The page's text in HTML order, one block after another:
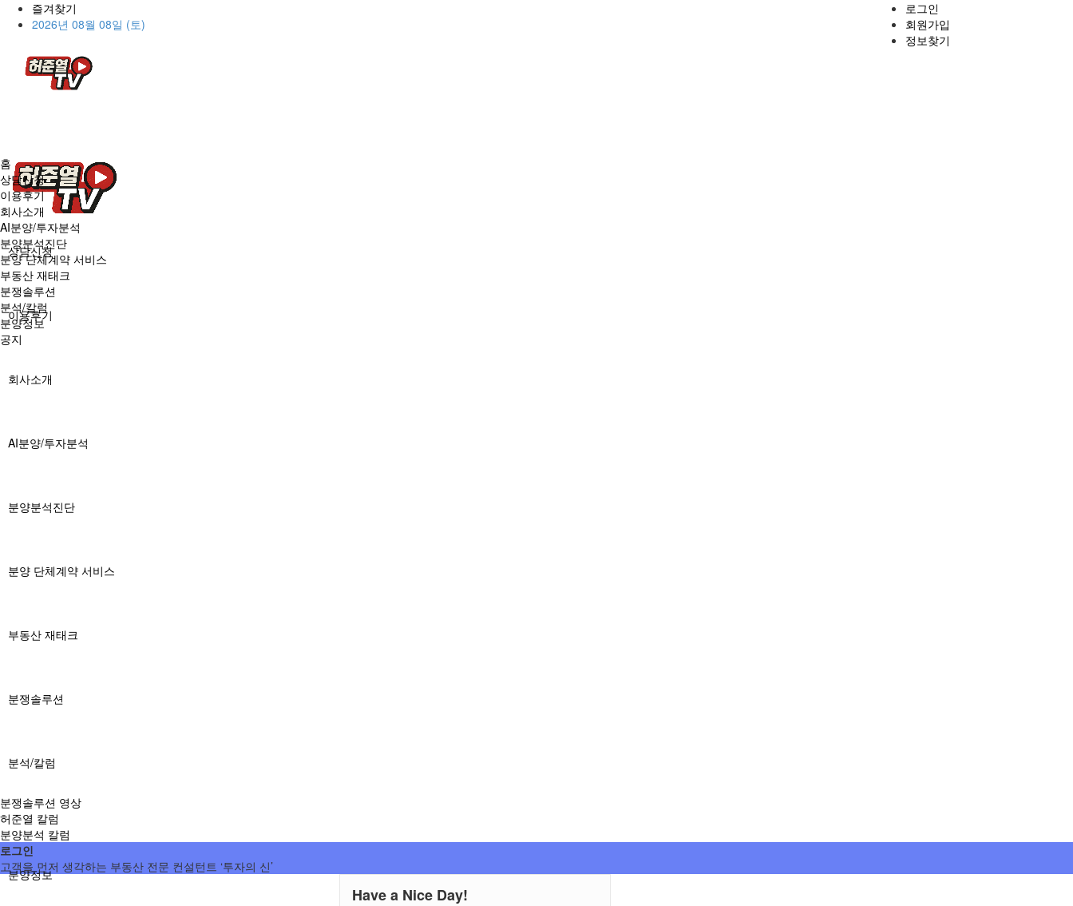
즐겨찾기
2026년 08월 08일 (토)
로그인
회원가입
정보찾기
상담신청
이용후기
회사소개
AI분양/투자분석
분양분석진단
분양 단체계약 서비스
부동산 재태크
분쟁솔루션
분석/칼럼
분쟁솔루션 영상
허준열 칼럼
분양분석 칼럼
분양정보
홈
상담신청
이용후기
회사소개
AI분양/투자분석
분양분석진단
분양 단체계약 서비스
부동산 재태크
분쟁솔루션
분석/칼럼
분양정보
공지
로그인
고객을 먼저 생각하는 부동산 전문 컨설턴트 ‘투자의 신’
Have a Nice Day!